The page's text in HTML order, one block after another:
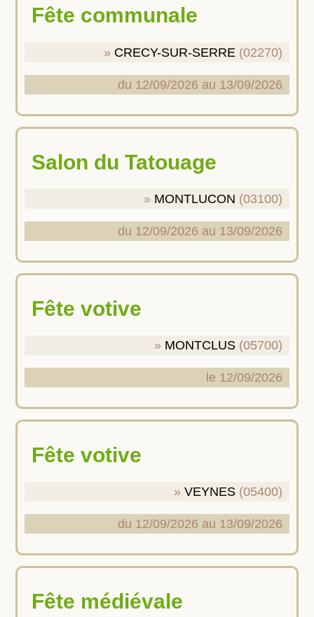
Fête communale
CRECY-SUR-SERRE (02270)
du 12/09/2026 au 13/09/2026
Salon du Tatouage
MONTLUCON (03100)
du 12/09/2026 au 13/09/2026
Fête votive
MONTCLUS (05700)
le 12/09/2026
Fête votive
VEYNES (05400)
du 12/09/2026 au 13/09/2026
Fête médiévale